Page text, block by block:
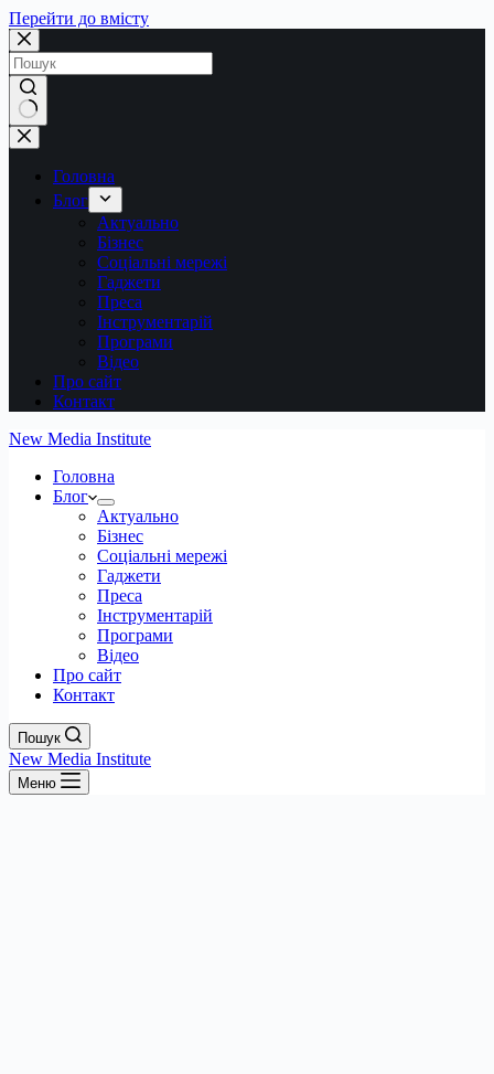
Перейти до вмісту
Немає
результатів
Головна
Блог
Актуально
Бізнес
Соціальні мережі
Гаджети
Преса
Інструментарій
Програми
Відео
Про сайт
Контакт
New Media Institute
Головна
Блог
Актуально
Бізнес
Соціальні мережі
Гаджети
Преса
Інструментарій
Програми
Відео
Про сайт
Контакт
Пошук
New Media Institute
Меню